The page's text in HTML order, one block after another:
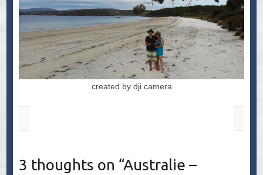
created by dji camera
3 thoughts on “Australie –